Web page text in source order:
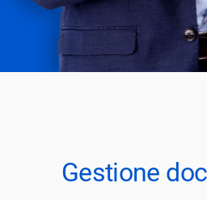
Gestione